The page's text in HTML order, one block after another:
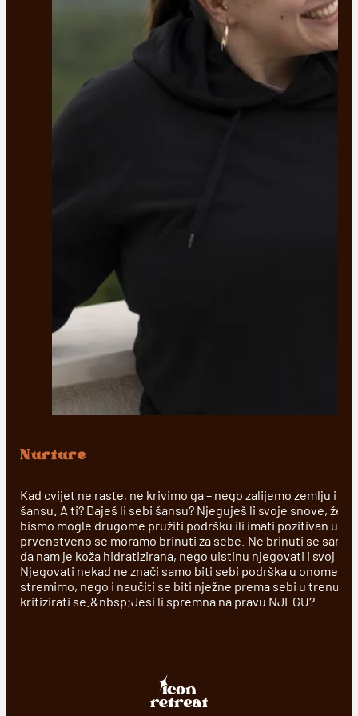
Nurture
Kad cvijet ne raste, ne krivimo ga – nego zalijemo zemlju i
šansu. A ti? Daješ li sebi šansu? Njeguješ li svoje snove,
bismo mogle drugome pružiti podršku ili imati pozitivan
prvenstveno se moramo brinuti za sebe. Ne brinuti se samo
da nam je koža hidratizirana, nego uistinu njegovati i svoj
Njegovati nekad ne znači samo biti sebi podrška u onome
stremimo, nego i naučiti se biti nježne prema sebi u
kritizirati se.&nbsp;Jesi li spremna na pravu NJEGU?